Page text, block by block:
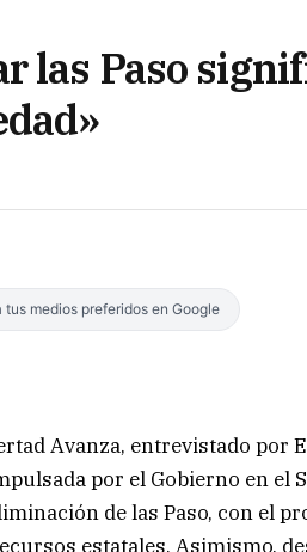
las Paso
tus medios preferidos en Google
Avanza, entrevistado por
por el Gobierno en el
de las Paso, con el
estatales. Asimismo,